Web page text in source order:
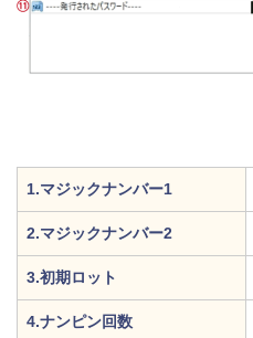
1.マジックナンバー1
2.マジックナンバー2
3.初期ロット
4.ナンピン回数